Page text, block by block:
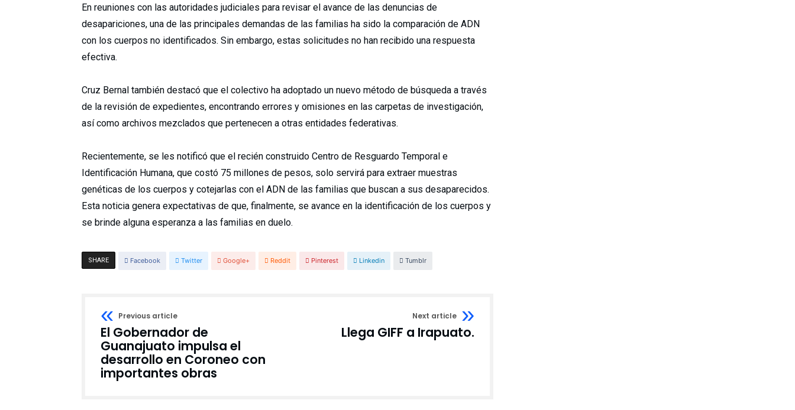
En reuniones con las autoridades judiciales para revisar el avance de las denuncias de
desapariciones, una de las principales demandas de las familias ha sido la comparación de ADN
con los cuerpos no identificados. Sin embargo, estas solicitudes no han recibido una respuesta
efectiva.
Cruz Bernal también destacó que el colectivo ha adoptado un nuevo método de búsqueda a través
de la revisión de expedientes, encontrando errores y omisiones en las carpetas de investigación,
así como archivos mezclados que pertenecen a otras entidades federativas.
Recientemente, se les notificó que el recién construido Centro de Resguardo Temporal e
Identificación Humana, que costó 75 millones de pesos, solo servirá para extraer muestras
genéticas de los cuerpos y cotejarlas con el ADN de las familias que buscan a sus desaparecidos.
Esta noticia genera expectativas de que, finalmente, se avance en la identificación de los cuerpos y
se brinde alguna esperanza a las familias en duelo.
SHARE Facebook Twitter Google+ Reddit Pinterest Linkedin Tumblr
Previous article
El Gobernador de
Guanajuato impulsa el
desarrollo en Coroneo con
importantes obras
Next article
Llega GIFF a Irapuato.